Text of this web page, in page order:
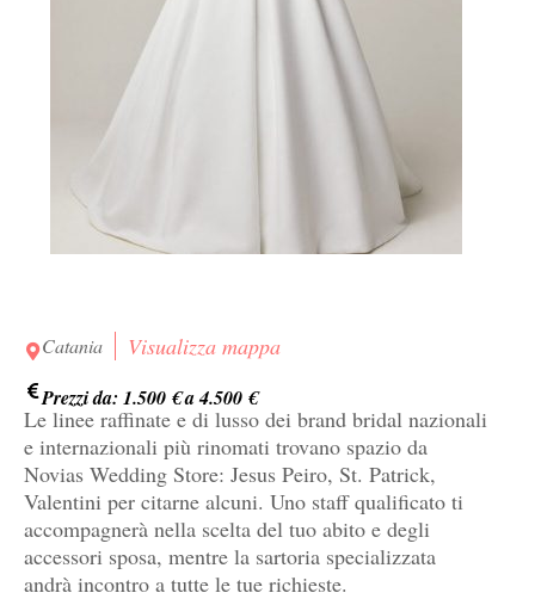
Catania Visualizza mappa
Prezzi da: 1.500 € a 4.500 €
Le linee raffinate e di lusso dei brand bridal nazionali
e internazionali più rinomati trovano spazio da
Novias Wedding Store: Jesus Peiro, St. Patrick,
Valentini per citarne alcuni. Uno staff qualificato ti
accompagnerà nella scelta del tuo abito e degli
accessori sposa, mentre la sartoria specializzata
andrà incontro a tutte le tue richieste.